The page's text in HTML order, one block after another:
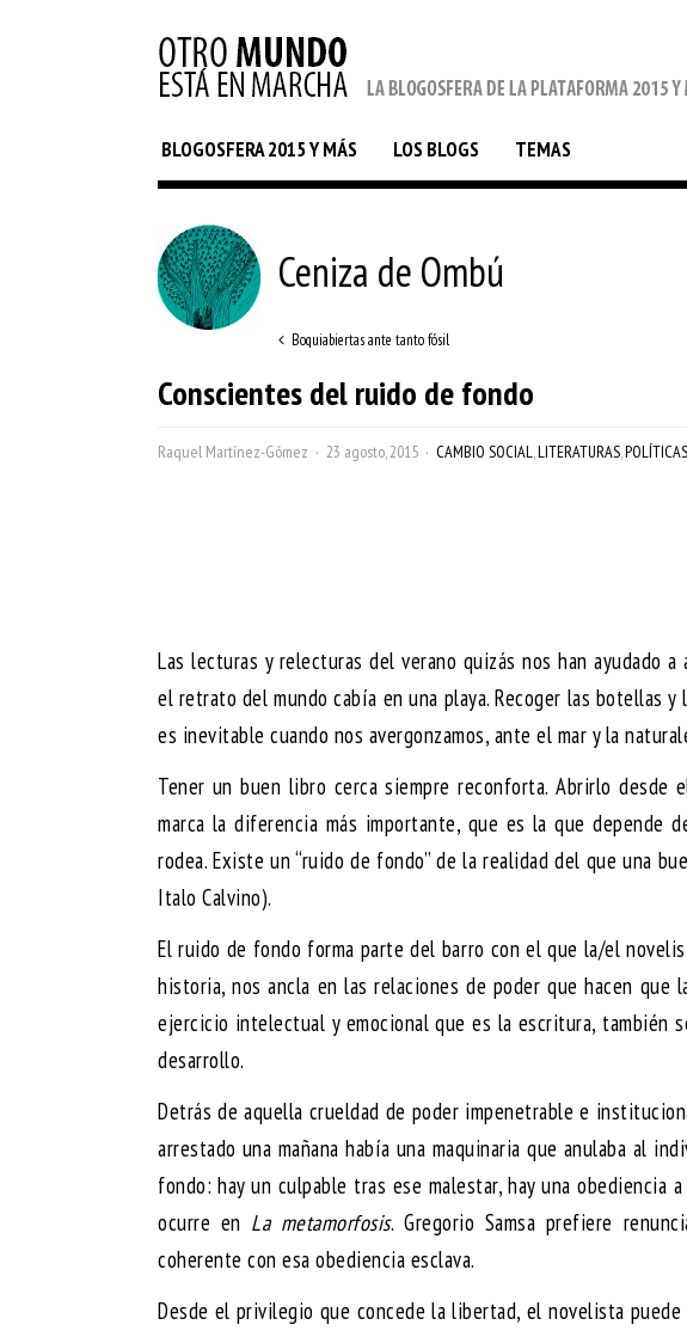
BLOGOSFERA 2015 Y MÁS LOS BLOGS TEMAS
Ceniza de Ombú
Boquiabiertas ante tanto fósil
Conscientes del ruido de fondo
Raquel Martínez-Gómez 23 agosto, 2015 CAMBIO SOCIAL,LITERATURAS,
Las lecturas y relecturas del verano quizás nos han ayudado
el retrato del mundo cabía en una playa. Recoger las botellas
es inevitable cuando nos avergonzamos, ante el mar y la
Tener un buen libro cerca siempre reconforta. Abrirlo
marca la diferencia más importante, que es la que depende
rodea. Existe un “ruido de fondo” de la realidad del que una
Italo Calvino).
El ruido de fondo forma parte del barro con el que la/el
historia, nos ancla en las relaciones de poder que hacen que
ejercicio intelectual y emocional que es la escritura, también
desarrollo.
Detrás de aquella crueldad de poder impenetrable e
arrestado una mañana había una maquinaria que anulaba al
fondo: hay un culpable tras ese malestar, hay una obediencia
ocurre en La metamorfosis. Gregorio Samsa prefiere
coherente con esa obediencia esclava.
Desde el privilegio que concede la libertad, el novelista